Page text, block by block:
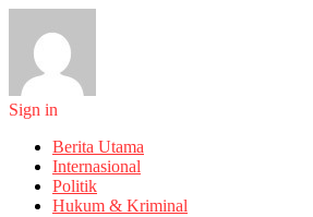
Sign in
Berita Utama
Internasional
Politik
Hukum & Kriminal